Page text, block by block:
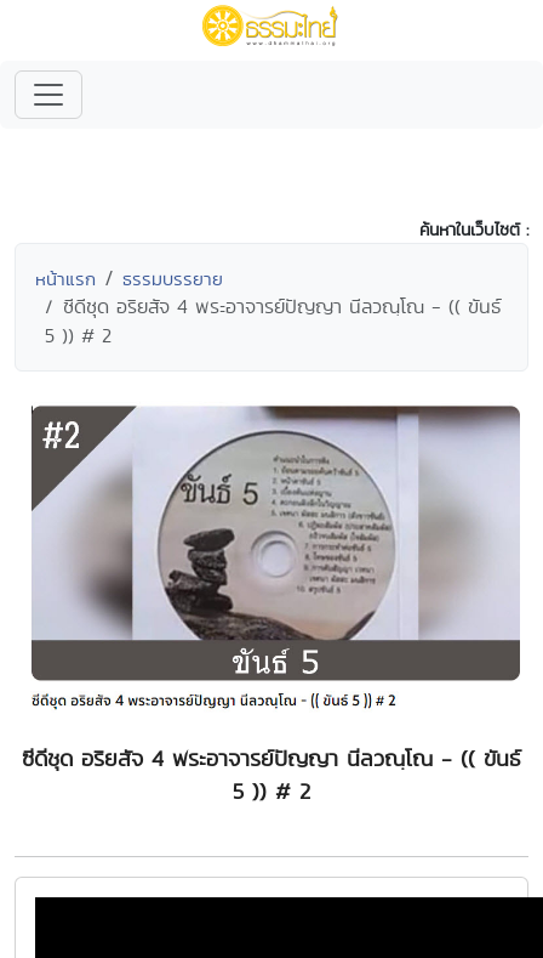
ค้นหาในเว็บไซต์ :
หน้าแรก ธรรมบรรยาย
ซีดีชุด อริยสัจ 4 พระอาจารย์ปัญญา นีลวณฺโณ - (( ขันธ์
5 )) # 2
ซีดีชุด อริยสัจ 4 พระอาจารย์ปัญญา นีลวณฺโณ - (( ขันธ์
5 )) # 2